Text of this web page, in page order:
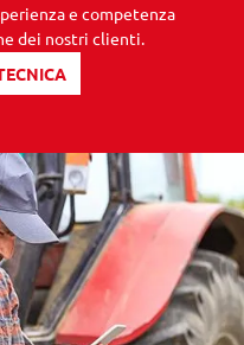
e competenza
dei nostri clienti.